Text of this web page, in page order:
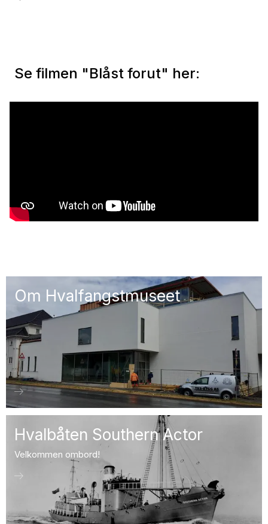
Se filmen "Blåst forut" her:
Om Hvalfangstmuseet
Hvalbåten Southern Actor
Velkommen ombord!